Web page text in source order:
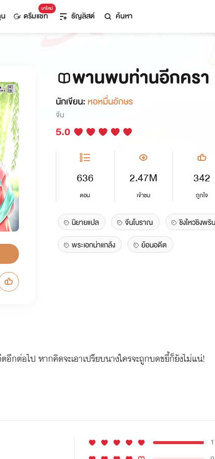
มาใหม่
ดรีมแชท ธัญลิสต์ ค้นหา
พานพบท่านอีกครา
นักเขียน: หอหมื่นอักษร
จีน
5.0
636
ตอน
2.47M
เข้าชม
342
ถูกใจ
นิยายแปล จีนโบราณ
ชิงไหวชิงพริบ
พระเอกน่าแกล้ง
ย้อนอดีต
ต่อไป หากคิดจะเอาเปรียบนางใครจะถูกบดขยี้ก็ยังไม่แน่!